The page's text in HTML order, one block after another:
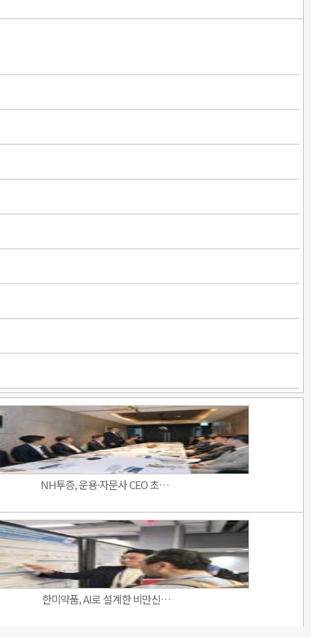
NH투증, 운용·자문사 CEO 초…
한미약품, AI로 설계한 비만신…